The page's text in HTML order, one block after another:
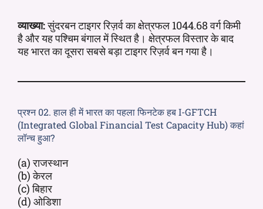
व्याख्या:सुंदरबन टाइगर रिज़र्व का क्षेत्रफल 1044.68 वर्ग किमी
है और यह पश्चिम बंगाल में स्थित है। क्षेत्रफल विस्तार के बाद
यह भारत का दूसरा सबसे बड़ा टाइगर रिज़र्व बन गया है।
प्रश्न 02. हाल ही में भारत का पहला फिनटेक हब I-GFTCH
(Integrated Global Financial Test Capacity Hub) कहां
लॉन्च हुआ?
(a) राजस्थान
(b) केरल
(c) बिहार
(d) ओडिशा